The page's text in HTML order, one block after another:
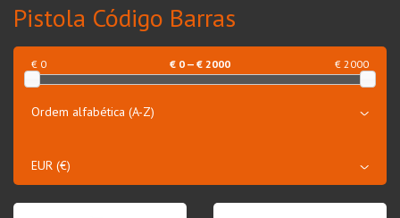
Pistola Código Barras
€ 0 € 2000
€ 0 — € 2000